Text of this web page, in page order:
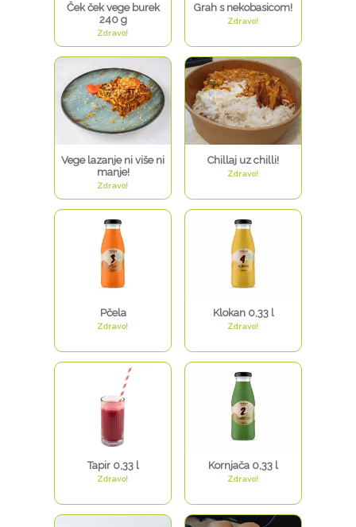
Ček ček vege burek
240 g
Zdravo!
Grah s nekobasicom!
Zdravo!
Vege lazanje ni više ni
manje!
Zdravo!
Chillaj uz chilli!
Zdravo!
Pčela
Zdravo!
Klokan 0,33 l
Zdravo!
Tapir 0,33 l
Zdravo!
Kornjača 0,33 l
Zdravo!